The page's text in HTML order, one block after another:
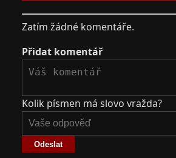
Zatím žádné komentáře.
Přidat komentář
Kolik písmen má slovo vražda?
Odeslat